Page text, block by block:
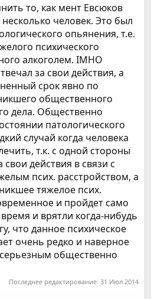
то, как мент Евсюков
человек. Это был
опьянения, т.е.
психического
алкоголем. IMHO
за свои действия, а
срок явно по
общественного
дела. Общественно
патологического
случай когда человека
т.к. с одной стороны
действия в связи с
псих. расстройством, а
тяжелое псих.
и пройдет само
и врятли когда-нибудь
что данное психическое
очень редко и наверное
общественно
Последнее редактирование: 31 Июл 2014